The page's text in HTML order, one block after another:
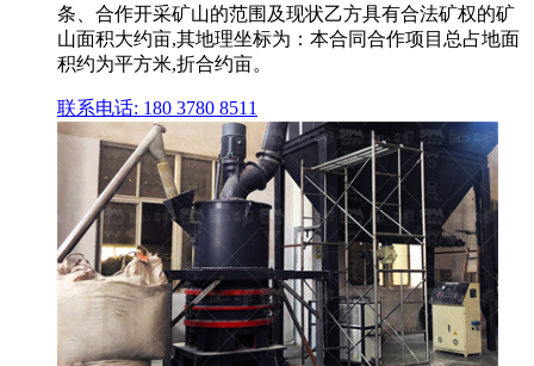
条、合作开采矿山的范围及现状乙方具有合法矿权的矿
山面积大约亩,其地理坐标为：本合同合作项目总占地面
积约为平方米,折合约亩。
联系电话: 180 3780 8511